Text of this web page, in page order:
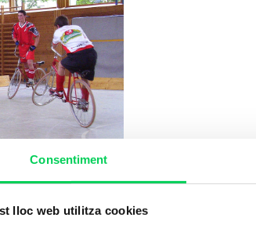
Consentiment
lloc web utilitza cookies
i futbol